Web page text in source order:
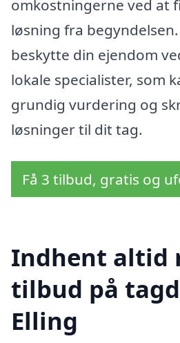
omkostningerne ved at
løsning fra
beskytte din ejendom
lokale specialister, som
grundig vurdering og
løsninger til dit tag.
Få 3 tilbud, gratis og
Indhent altid
tilbud på
Elling